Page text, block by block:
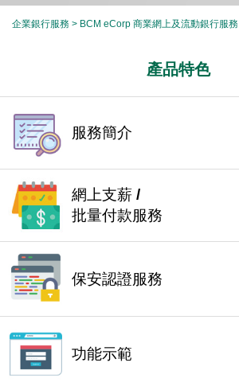
企業銀行服務 > BCM eCorp 商業網上及流動銀行服務
產品特色
服務簡介
網上支薪 /
批量付款服務
保安認證服務
功能示範